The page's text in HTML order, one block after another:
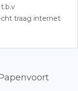
traag internet